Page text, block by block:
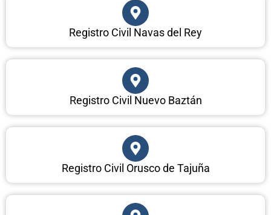
Registro Civil Navas del Rey
Registro Civil Nuevo Baztán
Registro Civil Orusco de Tajuña